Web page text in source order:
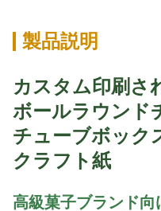
製品説明
カスタム印刷さ
ボールラウンド
チューブボック
クラフト紙
高級菓子ブランド